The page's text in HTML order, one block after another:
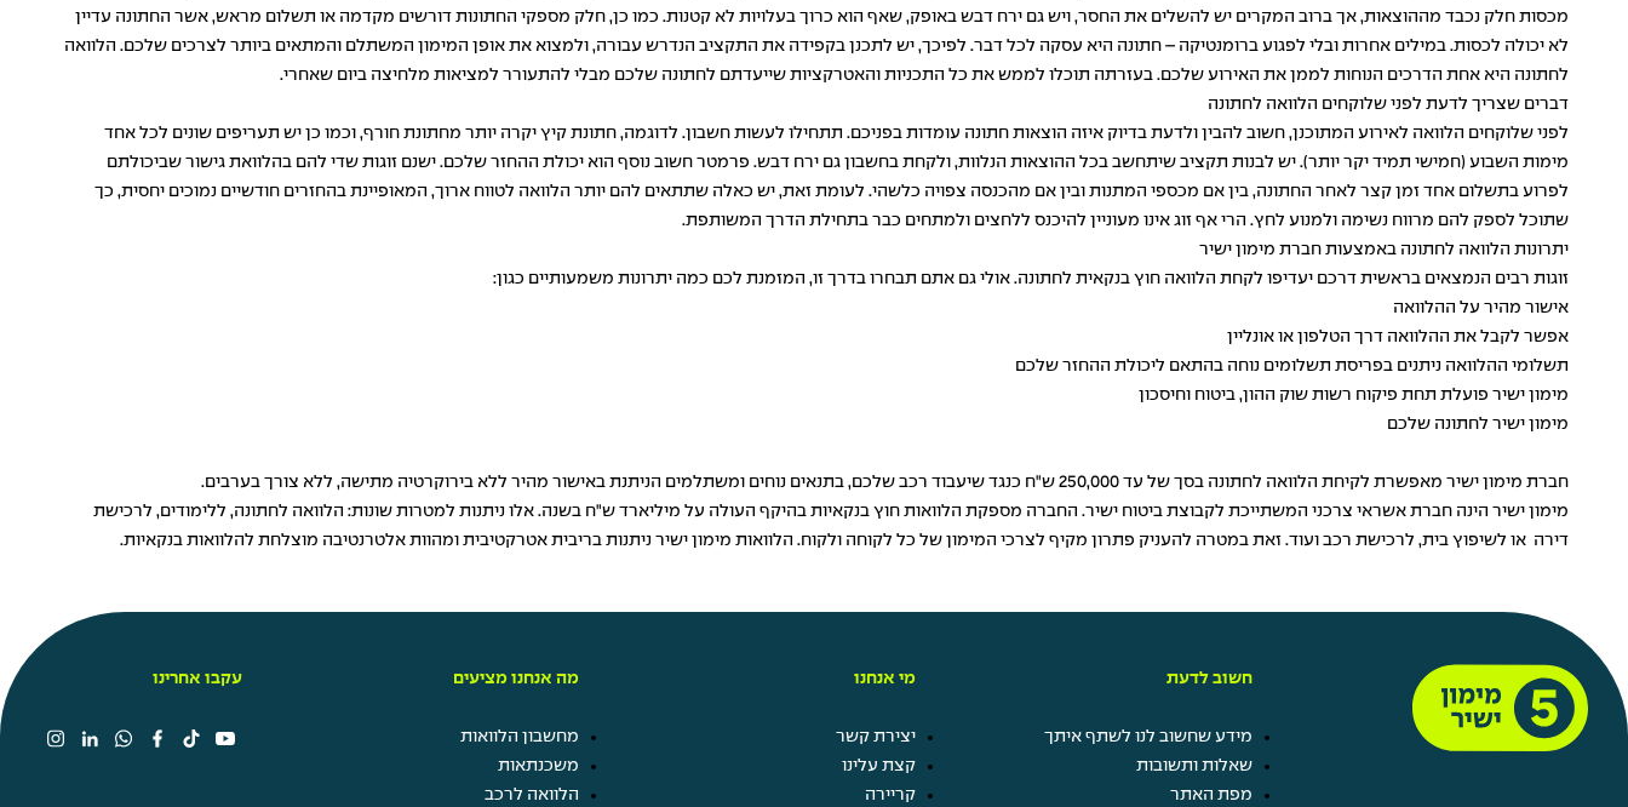
מכסות חלק נכבד מההוצאות, אך ברוב המקרים יש להשלים את החסר, ויש גם ירח דבש באופק, שאף הוא כרוך בעלויות לא קטנות. כמו כן, חלק מספקי החתונות דורשים מקדמה או תשלום מראש, אשר החתונה עדיין
לא יכולה לכסות. במילים אחרות ובלי לפגוע ברומנטיקה – חתונה היא עסקה לכל דבר. לפיכך, יש לתכנן בקפידה את התקציב הנדרש עבורה, ולמצוא את אופן המימון המשתלם והמתאים ביותר לצרכים שלכם. הלוואה
לחתונה היא אחת הדרכים הנוחות לממן את האירוע שלכם. בעזרתה תוכלו לממש את כל התכניות והאטרקציות שייעדתם לחתונה שלכם מבלי להתעורר למציאות מלחיצה ביום שאחרי.
דברים שצריך לדעת לפני שלוקחים הלוואה לחתונה
לפני שלוקחים הלוואה לאירוע המתוכנן, חשוב להבין ולדעת בדיוק איזה הוצאות חתונה עומדות בפניכם. תתחילו לעשות חשבון. לדוגמה, חתונת קיץ יקרה יותר מחתונת חורף, וכמו כן יש תעריפים שונים לכל אחד
מימות השבוע (חמישי תמיד יקר יותר). יש לבנות תקציב שיתחשב בכל ההוצאות הנלוות, ולקחת בחשבון גם ירח דבש. פרמטר חשוב נוסף הוא יכולת ההחזר שלכם. ישנם זוגות שדי להם בהלוואת גישור שביכולתם
לפרוע בתשלום אחד זמן קצר לאחר החתונה, בין אם מכספי המתנות ובין אם מהכנסה צפויה כלשהי. לעומת זאת, יש כאלה שתתאים להם יותר הלוואה לטווח ארוך, המאופיינת בהחזרים חודשיים נמוכים יחסית, כך
שתוכל לספק להם מרווח נשימה ולמנוע לחץ. הרי אף זוג אינו מעוניין להיכנס ללחצים ולמתחים כבר בתחילת הדרך המשותפת.
יתרונות הלוואה לחתונה באמצעות חברת מימון ישיר
זוגות רבים הנמצאים בראשית דרכם יעדיפו לקחת הלוואה חוץ בנקאית לחתונה. אולי גם אתם תבחרו בדרך זו, המזמנת לכם כמה יתרונות משמעותיים כגון:
אישור מהיר על ההלוואה
אפשר לקבל את ההלוואה דרך הטלפון או אונליין
תשלומי ההלוואה ניתנים בפריסת תשלומים נוחה בהתאם ליכולת ההחזר שלכם
מימון ישיר פועלת תחת פיקוח רשות שוק ההון, ביטוח וחיסכון
מימון ישיר לחתונה שלכם
חברת מימון ישיר מאפשרת לקיחת הלוואה לחתונה בסך של עד 250,000 ש"ח כנגד שיעבוד רכב שלכם, בתנאים נוחים ומשתלמים הניתנת באישור מהיר ללא בירוקרטיה מתישה, ללא צורך בערבים.
מימון ישיר הינה חברת אשראי צרכני המשתייכת לקבוצת ביטוח ישיר. החברה מספקת הלוואות חוץ בנקאיות בהיקף העולה על מיליארד ש"ח בשנה. אלו ניתנות למטרות שונות: הלוואה לחתונה, ללימודים, לרכישת
דירה או לשיפוץ בית, לרכישת רכב ועוד. זאת במטרה להעניק פתרון מקיף לצרכי המימון של כל לקוחה ולקוח. הלוואות מימון ישיר ניתנות בריבית אטרקטיבית ומהוות אלטרנטיבה מוצלחת להלוואות בנקאיות.
חשוב לדעת
מידע שחשוב לנו לשתף איתך
שאלות ותשובות
מפת האתר
מי אנחנו
יצירת קשר
קצת עלינו
קריירה
מה אנחנו מציעים
מחשבון הלוואות
משכנתאות
הלוואה לרכב
עקבו אחרינו